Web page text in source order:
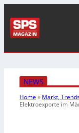
NEWS
Home» Markt,
Elektroexporte im